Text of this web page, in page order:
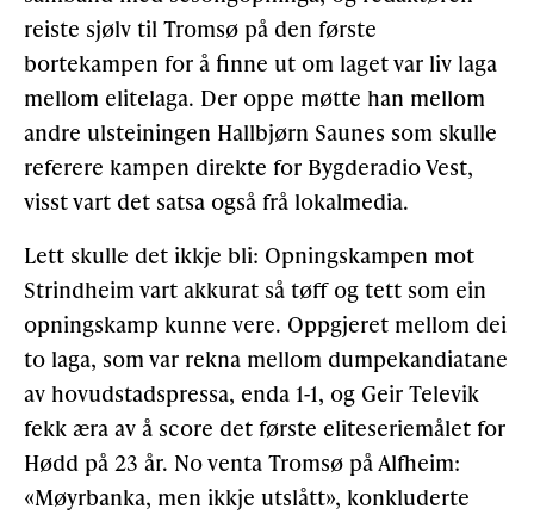
reiste sjølv til Tromsø på den første
bortekampen for å finne ut om laget var liv laga
mellom elitelaga. Der oppe møtte han mellom
andre ulsteiningen Hallbjørn Saunes som skulle
referere kampen direkte for Bygderadio Vest,
visst vart det satsa også frå lokalmedia.
Lett skulle det ikkje bli: Opningskampen mot
Strindheim vart akkurat så tøff og tett som ein
opningskamp kunne vere. Oppgjeret mellom dei
to laga, som var rekna mellom dumpekandiatane
av hovudstadspressa, enda 1-1, og Geir Televik
fekk æra av å score det første eliteseriemålet for
Hødd på 23 år. No venta Tromsø på Alfheim:
«Møyrbanka, men ikkje utslått», konkluderte